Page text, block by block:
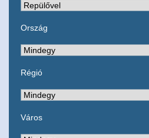
Ország
Régió
Város